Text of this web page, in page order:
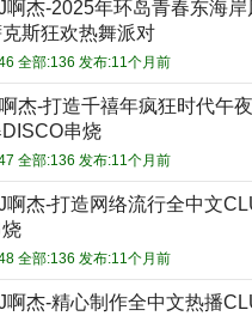
啊杰-2025年环岛青春东海
斯狂欢热舞派对
全部:136 发布:11个月前
杰-打造千禧年疯狂时代午
串烧
全部:136 发布:11个月前
啊杰-打造网络流行全中文
全部:136 发布:11个月前
啊杰-精心制作全中文热播